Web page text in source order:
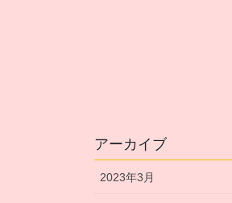
アーカイブ
2023年3月